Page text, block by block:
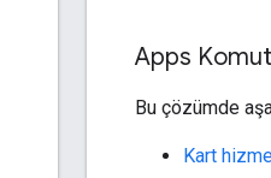
Apps
Bu çözümde
Kart